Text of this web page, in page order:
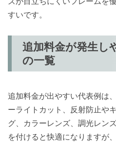
すいです。
追加料金が発生し
の一覧
追加料金が出やすい代表例は
ーライトカット、反射防止や
グ、カラーレンズ、調光レン
を付けると快適になりますが